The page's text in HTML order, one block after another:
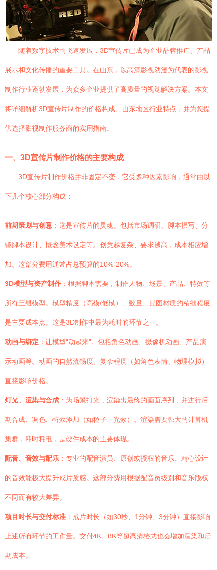
随着数字技术的飞速发展，3D宣传片已成为企业品牌推广、产品
展示和文化传播的重要工具。在山东，以高清影视动漫为代表的影视
制作行业蓬勃发展，为众多企业提供了高质量的视觉解决方案。本文
将详细解析3D宣传片制作的价格构成、山东地区行业特点，并为您提
供选择影视制作服务商的实用指南。
一、3D宣传片制作价格的主要构成
3D宣传片制作价格并非固定不变，它受多种因素影响，通常由以
下几个核心部分构成：
前期策划与创意 ：这是宣传片的灵魂。包括市场调研、脚本撰写、分
镜脚本设计、概念美术设定等。创意越复杂、要求越高，成本相应增
加。这部分费用通常占总预算的10%-20%。
3D模型与资产制作 ：根据脚本需要，制作人物、场景、产品、特效等
所有三维模型。模型精度（高模/低模）、数量、贴图材质的精细程度
是主要成本点。这是3D制作中最为耗时的环节之一。
动画与绑定 ：让模型“动起来”。包括角色动画、摄像机动画、产品演
示动画等。动画的自然流畅度、复杂程度（如角色表情、物理模拟）
直接影响价格。
灯光、渲染与合成 ：为场景打光，渲染出最终的画面序列，并进行后
期合成、调色、特效添加（如粒子、光效）。渲染需要强大的计算机
集群，耗时耗电，是硬件成本的主要体现。
配音、音效与配乐 ：专业的配音演员、原创或授权的音乐、精心设计
的音效能极大提升成片质感。这部分费用根据配音员级别和音乐版权
不同而有较大差异。
项目时长与交付标准 ：成片时长（如30秒、1分钟、3分钟）直接影响
上述所有环节的工作量。交付4K、8K等超高清格式也会增加渲染和后
期成本。